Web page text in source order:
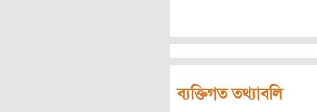
ব্যক্তিগত তথ্যাবলি